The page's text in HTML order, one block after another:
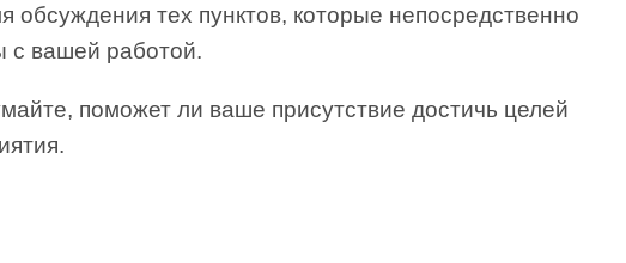
обсуждения тех пунктов, которые непосредственно
с вашей работой.
поможет ли ваше присутствие достичь целей